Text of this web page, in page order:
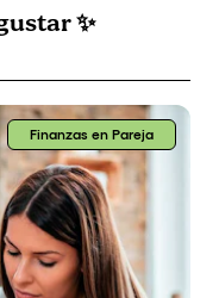
✨
Finanzas en Pareja